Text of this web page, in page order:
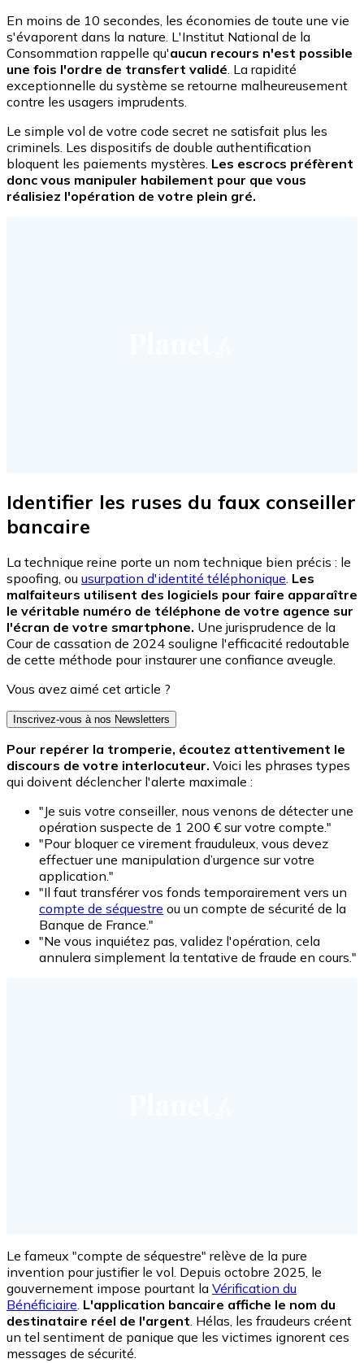
En moins de 10 secondes, les économies de toute une vie
s'évaporent dans la nature. L'Institut National de la
Consommation rappelle qu'aucun recours n'est possible
une fois l'ordre de transfert validé . La rapidité
exceptionnelle du système se retourne malheureusement
contre les usagers imprudents.
Le simple vol de votre code secret ne satisfait plus les
criminels. Les dispositifs de double authentification
bloquent les paiements mystères. Les escrocs préfèrent
donc vous manipuler habilement pour que vous
réalisiez l'opération de votre plein gré.
Identifier les ruses du faux conseiller
bancaire
La technique reine porte un nom technique bien précis : le
spoofing, ou usurpation d'identité téléphonique. Les
malfaiteurs utilisent des logiciels pour faire apparaître
le véritable numéro de téléphone de votre agence sur
l'écran de votre smartphone. Une jurisprudence de la
Cour de cassation de 2024 souligne l'efficacité redoutable
de cette méthode pour instaurer une confiance aveugle.
Vous avez aimé cet article ?
Inscrivez-vous à nos Newsletters
Pour repérer la tromperie, écoutez attentivement le
discours de votre interlocuteur. Voici les phrases types
qui doivent déclencher l'alerte maximale :
"Je suis votre conseiller, nous venons de détecter une
opération suspecte de 1 200 € sur votre compte."
"Pour bloquer ce virement frauduleux, vous devez
effectuer une manipulation d’urgence sur votre
application."
"Il faut transférer vos fonds temporairement vers un
compte de séquestre ou un compte de sécurité de la
Banque de France."
"Ne vous inquiétez pas, validez l'opération, cela
annulera simplement la tentative de fraude en cours."
Le fameux "compte de séquestre" relève de la pure
invention pour justifier le vol. Depuis octobre 2025, le
gouvernement impose pourtant la Vérification du
Bénéficiaire. L'application bancaire affiche le nom du
destinataire réel de l'argent. Hélas, les fraudeurs créent
un tel sentiment de panique que les victimes ignorent ces
messages de sécurité.